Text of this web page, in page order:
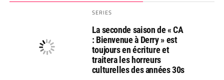
SERIES
La seconde saison de « CA
: Bienvenue à Derry » est
toujours en écriture et
traitera les horreurs
culturelles des années 30s